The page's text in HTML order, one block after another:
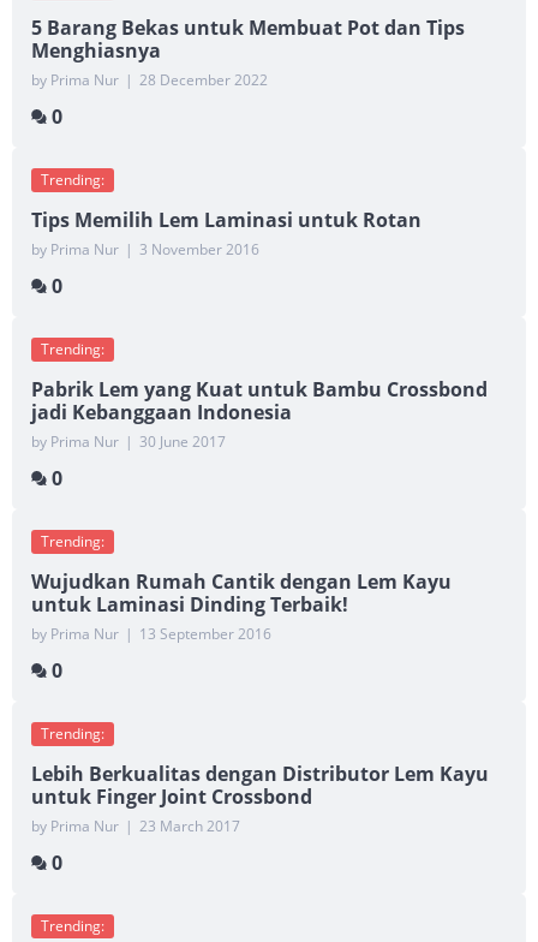
5 Barang Bekas untuk Membuat Pot dan Tips
Menghiasnya
by Prima Nur | 28 December 2022
0
Trending:
Tips Memilih Lem Laminasi untuk Rotan
by Prima Nur | 3 November 2016
0
Trending:
Pabrik Lem yang Kuat untuk Bambu Crossbond
jadi Kebanggaan Indonesia
by Prima Nur | 30 June 2017
0
Trending:
Wujudkan Rumah Cantik dengan Lem Kayu
untuk Laminasi Dinding Terbaik!
by Prima Nur | 13 September 2016
0
Trending:
Lebih Berkualitas dengan Distributor Lem Kayu
untuk Finger Joint Crossbond
by Prima Nur | 23 March 2017
0
Trending: